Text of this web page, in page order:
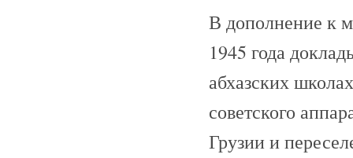
В дополнение к
1945 года
абхазских
советского
Грузии и